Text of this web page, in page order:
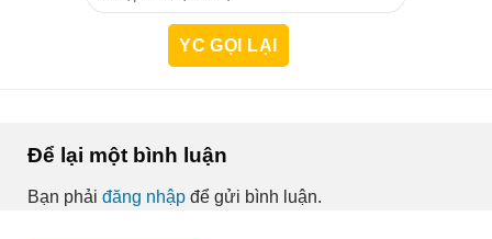
Để lại một bình luận
Bạn phải đăng nhập để gửi bình luận.